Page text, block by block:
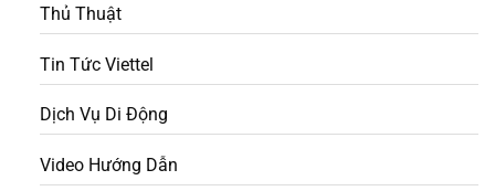
Thủ Thuật
Tin Tức Viettel
Dịch Vụ Di Động
Video Hướng Dẫn